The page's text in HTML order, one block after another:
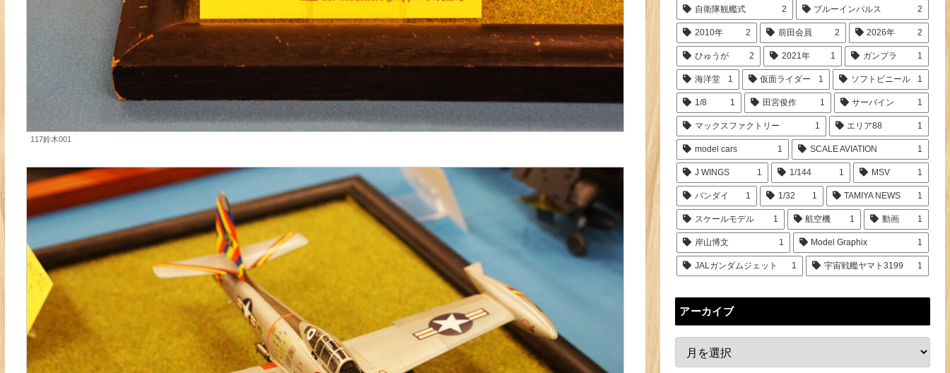
117鈴木001
自衛隊観艦式 2 ブルーインパルス 2
2010年 2 前田会員 2 2026年 2
ひゅうが 2 2021年 1 ガンプラ 1
海洋堂 1 仮面ライダー 1 ソフトビニール 1
1/8 1 田宮俊作 1 サーバイン 1
マックスファクトリー 1 エリア88 1
model cars 1 SCALE AVIATION 1
J WINGS 1 1/144 1 MSV 1
バンダイ 1 1/32 1 TAMIYA NEWS 1
スケールモデル 1 航空機 1 動画 1
岸山博文 1 Model Graphix 1
JALガンダムジェット 1 宇宙戦艦ヤマト3199 1
アーカイブ